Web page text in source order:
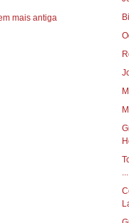
mais antiga
...